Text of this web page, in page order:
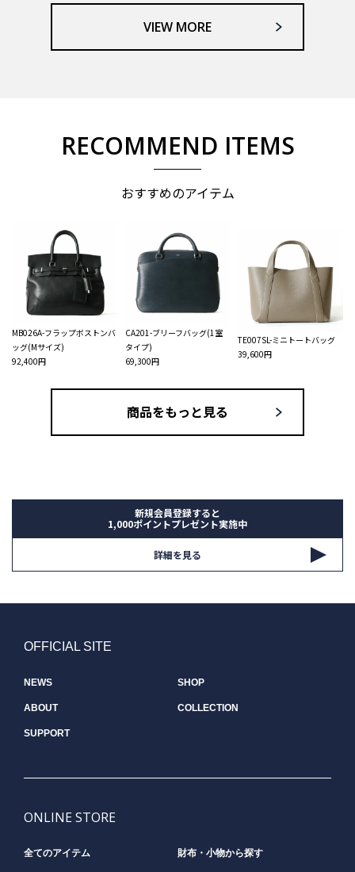
VIEW MORE
RECOMMEND ITEMS
おすすめのアイテム
MB026A-フラップボストンバ
ッグ(Mサイズ)
92,400円
CA201-ブリーフバッグ(1室
タイプ)
69,300円
TE007SL-ミニトートバッグ
39,600円
商品をもっと見る
新規会員登録すると
1,000ポイントプレゼント実施中
詳細を見る
OFFICIAL SITE
NEWS SHOP
ABOUT COLLECTION
SUPPORT
ONLINE STORE
全てのアイテム 財布・小物から探す